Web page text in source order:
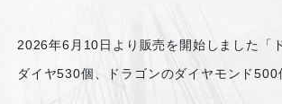
2026年6月10日より販売を開始しました「
ダイヤ530個、ドラゴンのダイヤモンド500